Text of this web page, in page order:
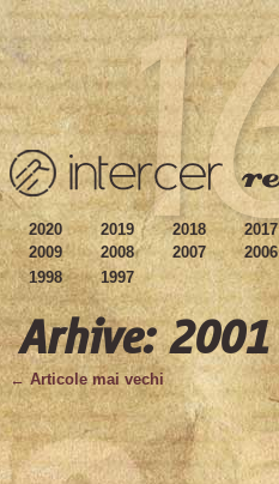
2020 2019 2018 2017
2009
2008 2007 2006
1998
1997
Arhive: 2001
← Articole mai vechi